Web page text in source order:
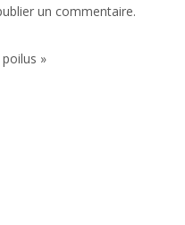
un commentaire.
poilus »